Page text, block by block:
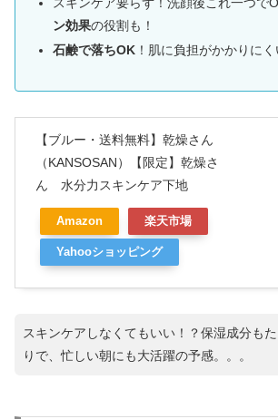
ン効果の役割も！
石鹸で落ちOK！肌に負担がかかりにく
【ブルー・送料無料】乾燥さん
（KANSOSAN）【限定】乾燥さ
ん 水分力スキンケア下地
Amazon 楽天市場
Yahooショッピング
スキンケアしなくてもいい！？保湿成分も
りで、忙しい朝にも大活躍の予感。。。